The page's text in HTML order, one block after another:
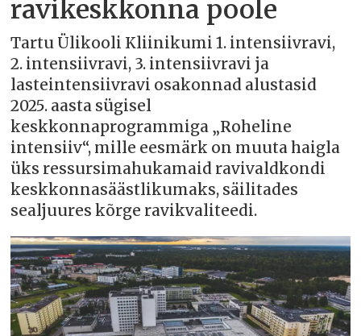
ravikeskkonna poole
Tartu Ülikooli Kliinikumi 1. intensiivravi,
2. intensiivravi, 3. intensiivravi ja
lasteintensiivravi osakonnad alustasid
2025. aasta sügisel
keskkonnaprogrammiga „Roheline
intensiiv“, mille eesmärk on muuta haigla
üks ressursimahukamaid ravivaldkondi
keskkonnasäästlikumaks, säilitades
sealjuures kõrge ravikvaliteedi.